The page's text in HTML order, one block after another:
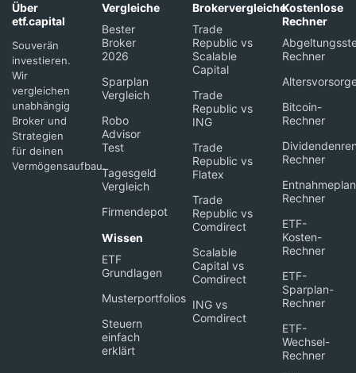
Über
etf.capital
Souverän
investieren.
Wir
vergleichen
unabhängig
Broker und
Strategien
für deinen
Vermögensaufbau.
Vergleiche
Bester
Broker
2026
Sparplan
Vergleich
Robo
Advisor
Test
Tagesgeld
Vergleich
Firmendepot
Wissen
ETF
Grundlagen
Musterportfolios
Steuern
einfach
erklärt
Brokervergleiche
Trade
Republic vs
Scalable
Capital
Trade
Republic vs
ING
Trade
Republic vs
Flatex
Trade
Republic vs
Comdirect
Scalable
Capital vs
Comdirect
ING vs
Comdirect
Kostenlose
Rechner
Rechner
Bitcoin-
Rechner
Rechner
Rechner
ETF-
Kosten-
Rechner
ETF-
Sparplan-
Rechner
ETF-
Wechsel-
Rechner